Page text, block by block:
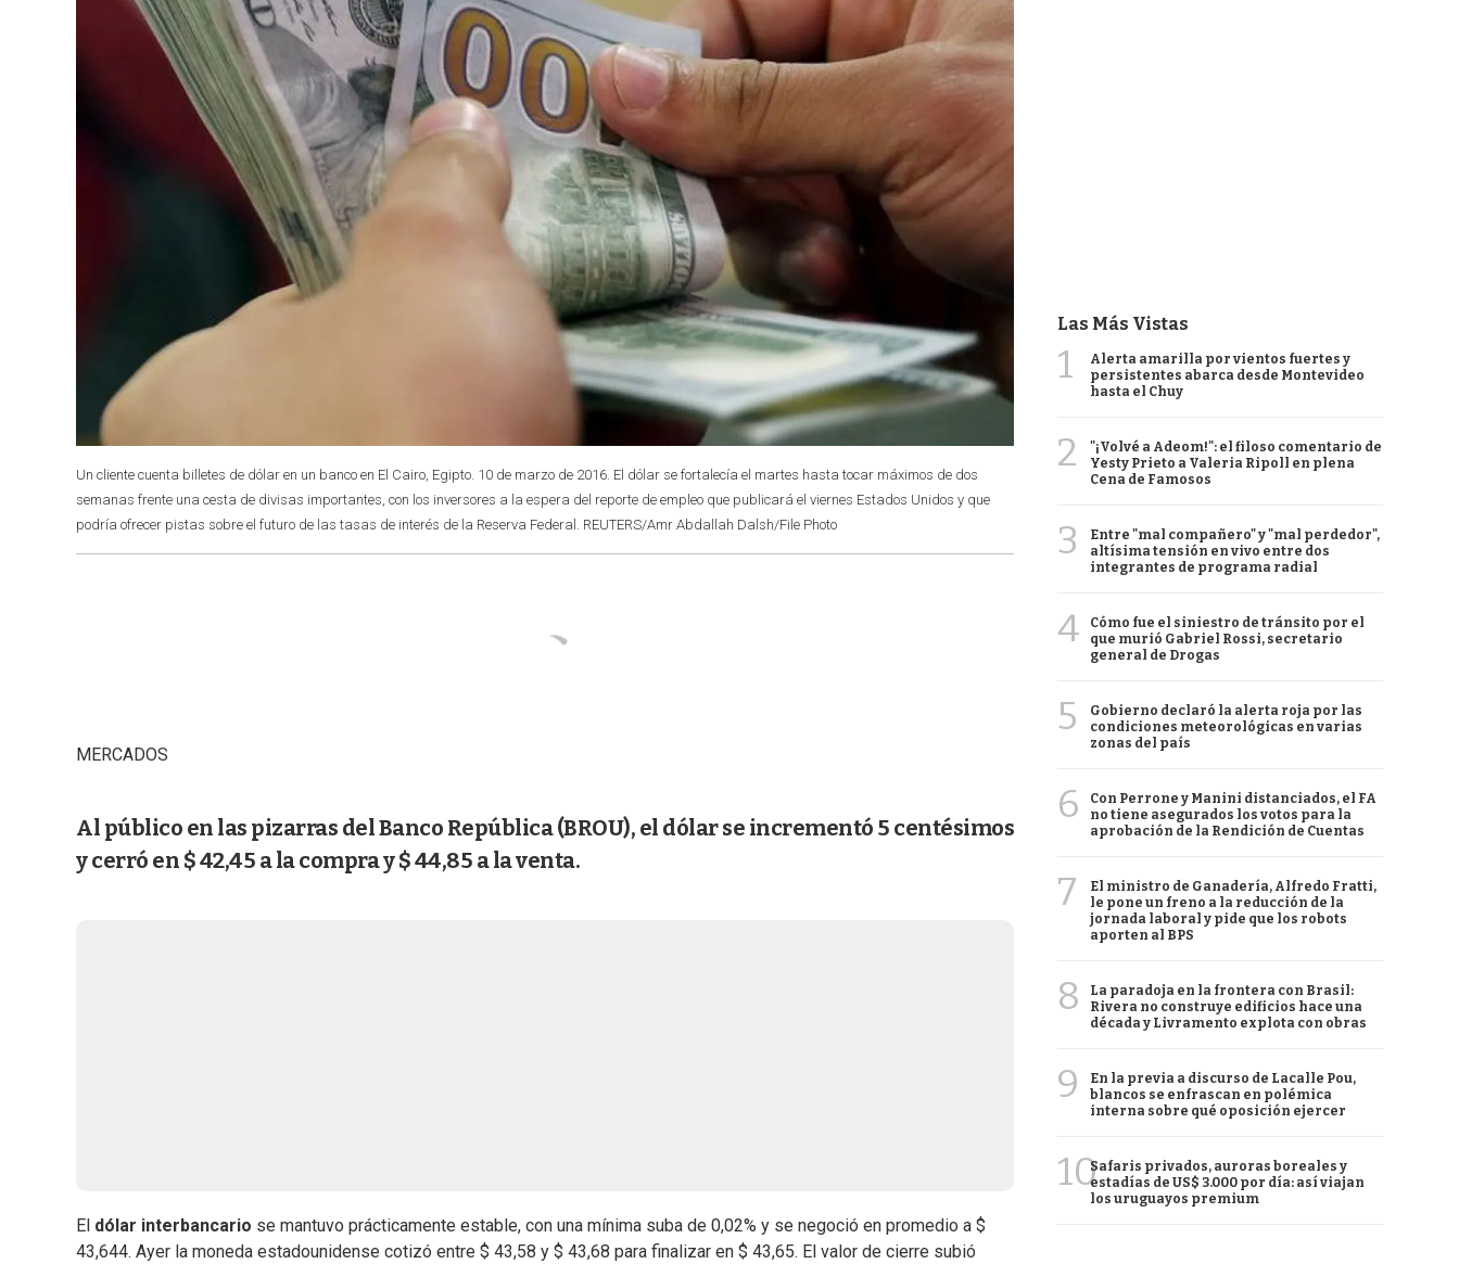
Un cliente cuenta billetes de dólar en un banco en El Cairo, Egipto. 10 de marzo de 2016. El dólar se fortalecía el martes hasta tocar máximos de dos
semanas frente una cesta de divisas importantes, con los inversores a la espera del reporte de empleo que publicará el viernes Estados Unidos y que
podría ofrecer pistas sobre el futuro de las tasas de interés de la Reserva Federal. REUTERS/Amr Abdallah Dalsh/File Photo
MERCADOS
Al público en las pizarras del Banco República (BROU), el dólar se incrementó 5 centésimos
y cerró en $ 42,45 a la compra y $ 44,85 a la venta.
El dólar interbancario se mantuvo prácticamente estable, con una mínima suba de 0,02% y se negoció en promedio a $
43,644. Ayer la moneda estadounidense cotizó entre $ 43,58 y $ 43,68 para finalizar en $ 43,65. El valor de cierre subió
Las Más Vistas
1
Alerta amarilla por vientos fuertes y
persistentes abarca desde Montevideo
hasta el Chuy
2
"¡Volvé a Adeom!": el filoso comentario de
Yesty Prieto a Valeria Ripoll en plena
Cena de Famosos
3
Entre "mal compañero" y "mal perdedor",
altísima tensión en vivo entre dos
integrantes de programa radial
4
Cómo fue el siniestro de tránsito por el
que murió Gabriel Rossi, secretario
general de Drogas
5
Gobierno declaró la alerta roja por las
condiciones meteorológicas en varias
zonas del país
6
Con Perrone y Manini distanciados, el FA
no tiene asegurados los votos para la
aprobación de la Rendición de Cuentas
7
El ministro de Ganadería, Alfredo Fratti,
le pone un freno a la reducción de la
jornada laboral y pide que los robots
aporten al BPS
8
La paradoja en la frontera con Brasil:
Rivera no construye edificios hace una
década y Livramento explota con obras
9
En la previa a discurso de Lacalle Pou,
blancos se enfrascan en polémica
interna sobre qué oposición ejercer
10Safaris privados, auroras boreales y
estadías de US$ 3.000 por día: así viajan
los uruguayos premium